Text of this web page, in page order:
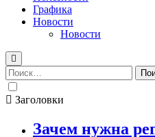
Графика
Новости
Новости
Найти:
Заголовки
Зачем нужна